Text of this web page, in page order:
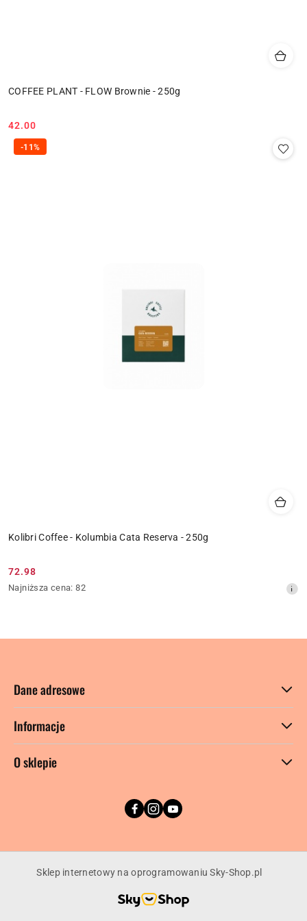
COFFEE PLANT - FLOW Brownie - 250g
Cena:
42.00
Kolibri Coffee - Kolumbia Cata Reserva - 250g
Cena
promocyjna:
72.98
Najniższa
dni
Najniższa cena: 82
-11%
Dane adresowe
Informacje
O sklepie
Sklep internetowy na oprogramowaniu Sky-Shop.pl